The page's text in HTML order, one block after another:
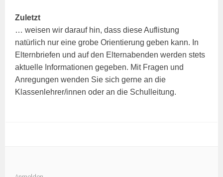
Zuletzt
… weisen wir darauf hin, dass diese Auflistung
natürlich nur eine grobe Orientierung geben kann. In
Elternbriefen und auf den Elternabenden werden stets
aktuelle Informationen gegeben. Mit Fragen und
Anregungen wenden Sie sich gerne an die
Klassenlehrer/innen oder an die Schulleitung.